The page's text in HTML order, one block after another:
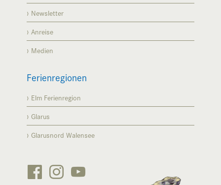
Newsletter
Anreise
Medien
Ferienregionen
Elm Ferienregion
Glarus
Glarusnord Walensee

 